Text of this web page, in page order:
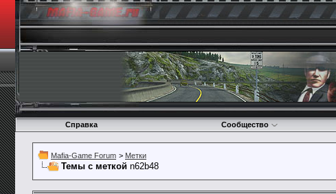
Справка Сообщество
Mafia-Game Forum > Метки
Темы с меткой n62b48